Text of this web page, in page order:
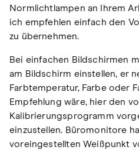
Normlichtlampen an Ihrem
ich empfehlen einfach den
zu übernehmen.
Bei einfachen Bildschirmen
am Bildschirm einstellen, er
Farbtemperatur, Farbe oder
Empfehlung wäre, hier den
Kalibrierungsprogramm
einzustellen. Büromonitore
voreingestellten Weißpunkt